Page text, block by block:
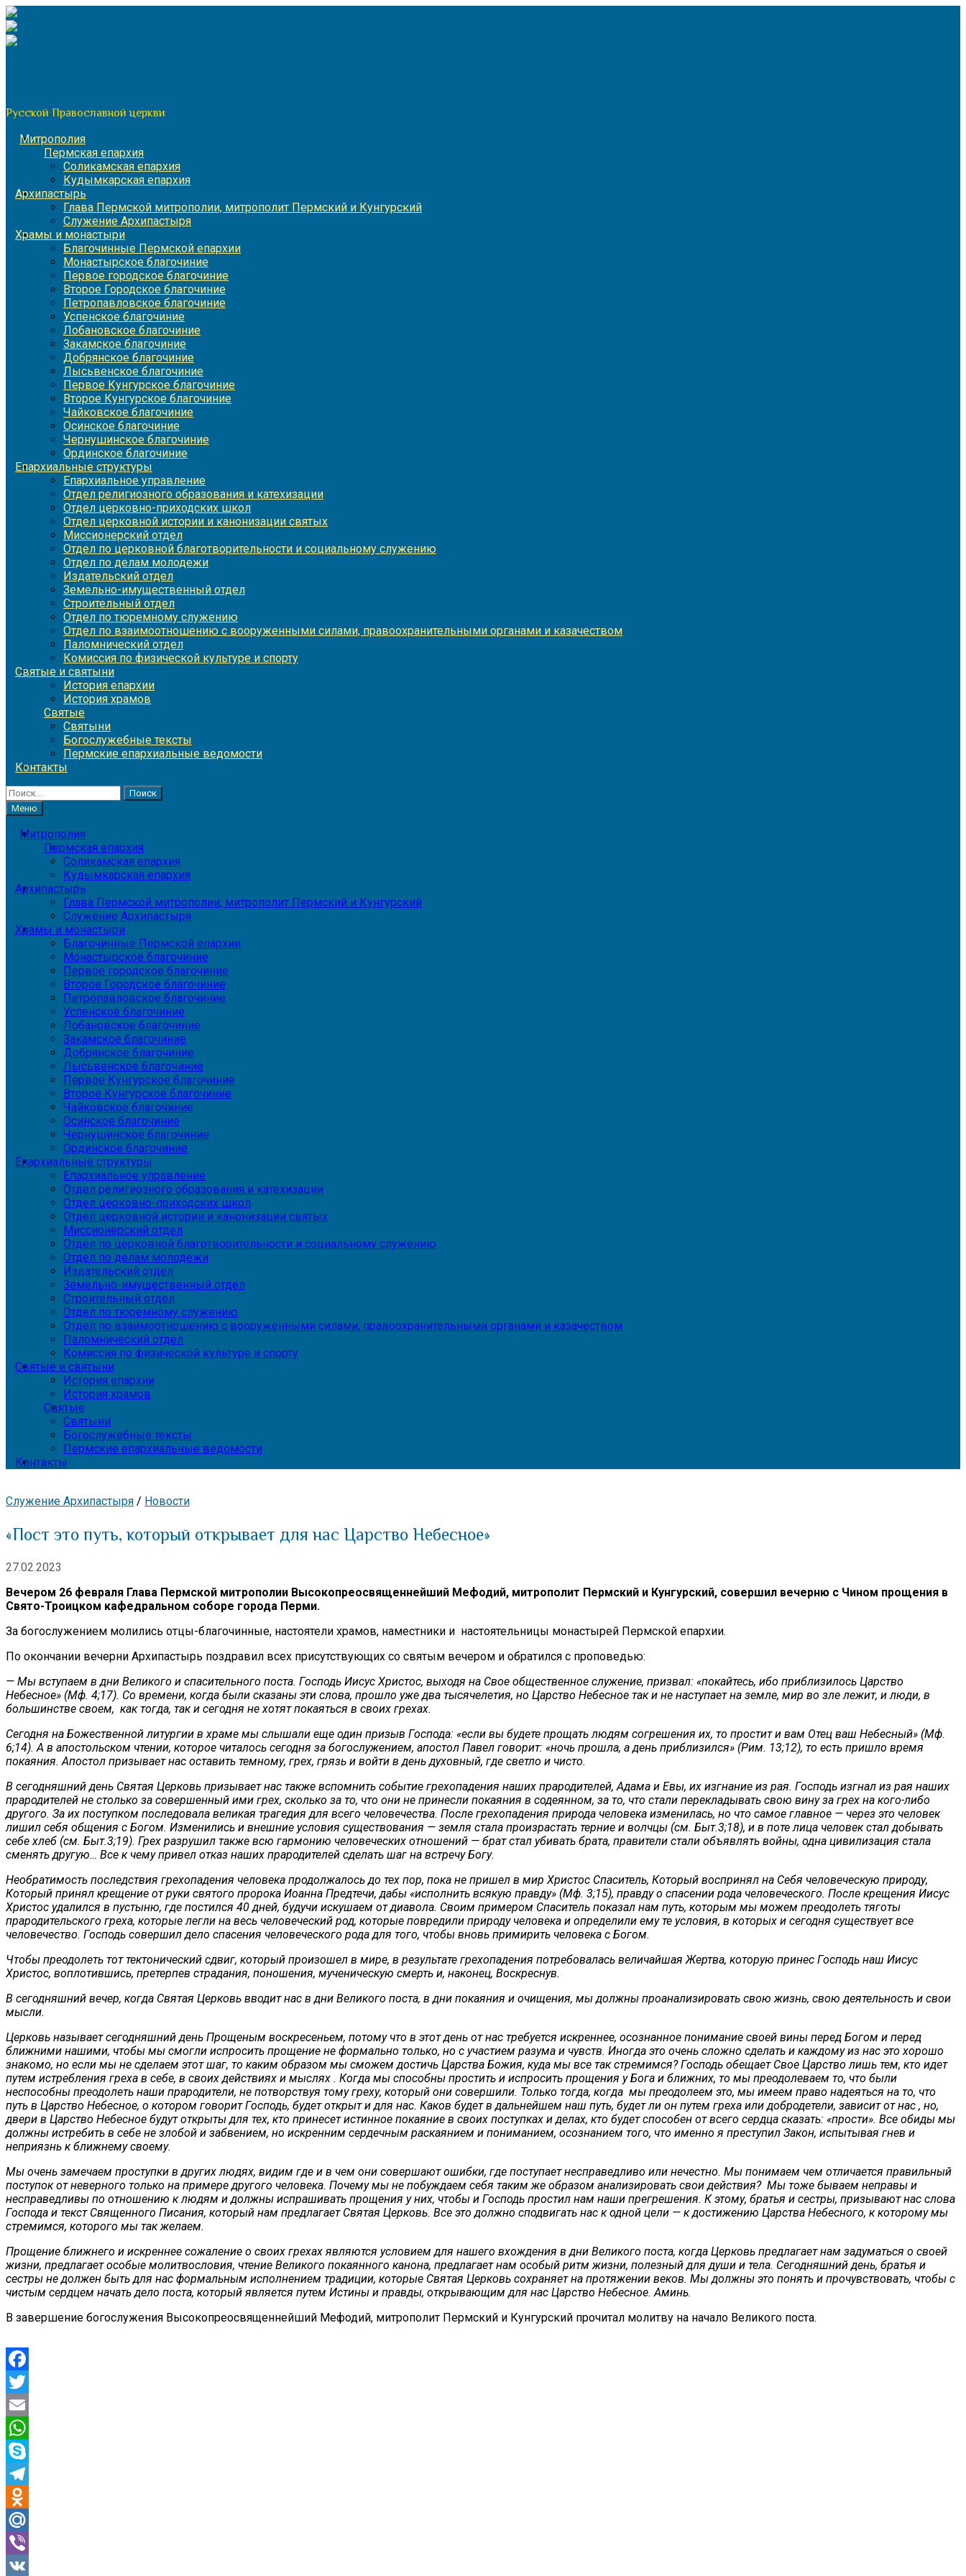
Перейти
к
содержимому
Русской Православной церкви
Митрополия
Пермская епархия
Соликамская епархия
Кудымкарская епархия
Архипастырь
Глава Пермской митрополии, митрополит Пермский и Кунгурский
Служение Архипастыря
Храмы и монастыри
Благочинные Пермской епархии
Монастырское благочиние
Первое городское благочиние
Второе Городское благочиние
Петропавловское благочиние
Успенское благочиние
Лобановское благочиние
Закамское благочиние
Добрянское благочиние
Лысьвенское благочиние
Первое Кунгурское благочиние
Второе Кунгурское благочиние
Чайковское благочиние
Осинское благочиние
Чернушинское благочиние
Ординское благочиние
Епархиальные структуры
Епархиальное управление
Отдел религиозного образования и катехизации
Отдел церковно-приходских школ
Отдел церковной истории и канонизации святых
Миссионерский отдел
Отдел по церковной благотворительности и социальному служению
Отдел по делам молодежи
Издательский отдел
Земельно-имущественный отдел
Строительный отдел
Отдел по тюремному служению
Отдел по взаимоотношению с вооруженными силами, правоохранительными органами и казачеством
Паломнический отдел
Комиссия по физической культуре и спорту
Святые и святыни
История епархии
История храмов
Святые
Святыни
Богослужебные тексты
Пермские епархиальные ведомости
Контакты
Найти:
Меню
Митрополия
Пермская епархия
Соликамская епархия
Кудымкарская епархия
Архипастырь
Глава Пермской митрополии, митрополит Пермский и Кунгурский
Служение Архипастыря
Храмы и монастыри
Благочинные Пермской епархии
Монастырское благочиние
Первое городское благочиние
Второе Городское благочиние
Петропавловское благочиние
Успенское благочиние
Лобановское благочиние
Закамское благочиние
Добрянское благочиние
Лысьвенское благочиние
Первое Кунгурское благочиние
Второе Кунгурское благочиние
Чайковское благочиние
Осинское благочиние
Чернушинское благочиние
Ординское благочиние
Епархиальные структуры
Епархиальное управление
Отдел религиозного образования и катехизации
Отдел церковно-приходских школ
Отдел церковной истории и канонизации святых
Миссионерский отдел
Отдел по церковной благотворительности и социальному служению
Отдел по делам молодежи
Издательский отдел
Земельно-имущественный отдел
Строительный отдел
Отдел по тюремному служению
Отдел по взаимоотношению с вооруженными силами, правоохранительными органами и казачеством
Паломнический отдел
Комиссия по физической культуре и спорту
Святые и святыни
История епархии
История храмов
Святые
Святыни
Богослужебные тексты
Пермские епархиальные ведомости
Контакты
Служение Архипастыря / Новости
«Пост это путь, который открывает для нас Царство Небесное»
27.02.2023
Вечером 26 февраля Глава Пермской митрополии Высокопреосвященнейший Мефодий, митрополит Пермский и Кунгурский, совершил вечерню с Чином прощения в
Свято-Троицком кафедральном соборе города Перми.
За богослужением молились отцы-благочинные, настоятели храмов, наместники и настоятельницы монастырей Пермской епархии.
По окончании вечерни Архипастырь поздравил всех присутствующих со святым вечером и обратился с проповедью:
— Мы вступаем в дни Великого и спасительного поста. Господь Иисус Христос, выходя на Свое общественное служение, призвал: «покайтесь, ибо приблизилось Царство
Небесное» (Мф. 4;17). Со времени, когда были сказаны эти слова, прошло уже два тысячелетия, но Царство Небесное так и не наступает на земле, мир во зле лежит, и люди, в
большинстве своем, как тогда, так и сегодня не хотят покаяться в своих грехах.
Сегодня на Божественной литургии в храме мы слышали еще один призыв Господа: «если вы будете прощать людям согрешения их, то простит и вам Отец ваш Небесный» (Мф.
6;14). А в апостольском чтении, которое читалось сегодня за богослужением, апостол Павел говорит: «ночь прошла, а день приблизился» (Рим. 13;12), то есть пришло время
покаяния. Апостол призывает нас оставить темному, грех, грязь и войти в день духовный, где светло и чисто.
В сегодняшний день Святая Церковь призывает нас также вспомнить событие грехопадения наших прародителей, Адама и Евы, их изгнание из рая. Господь изгнал из рая наших
прародителей не столько за совершенный ими грех, сколько за то, что они не принесли покаяния в содеянном, за то, что стали перекладывать свою вину за грех на кого-либо
другого. За их поступком последовала великая трагедия для всего человечества. После грехопадения природа человека изменилась, но что самое главное — через это человек
лишил себя общения с Богом. Изменились и внешние условия существования — земля стала произрастать терние и волчцы (см. Быт.3;18), и в поте лица человек стал добывать
себе хлеб (см. Быт.3;19). Грех разрушил также всю гармонию человеческих отношений — брат стал убивать брата, правители стали объявлять войны, одна цивилизация стала
сменять другую… Все к чему привел отказ наших прародителей сделать шаг на встречу Богу.
Необратимость последствия грехопадения человека продолжалось до тех пор, пока не пришел в мир Христос Спаситель, Который воспринял на Себя человеческую природу,
Который принял крещение от руки святого пророка Иоанна Предтечи, дабы «исполнить всякую правду» (Мф. 3;15), правду о спасении рода человеческого. После крещения Иисус
Христос удалился в пустыню, где постился 40 дней, будучи искушаем от диавола. Своим примером Спаситель показал нам путь, которым мы можем преодолеть тяготы
прародительского греха, которые легли на весь человеческий род, которые повредили природу человека и определили ему те условия, в которых и сегодня существует все
человечество. Господь совершил дело спасения человеческого рода для того, чтобы вновь примирить человека с Богом.
Чтобы преодолеть тот тектонический сдвиг, который произошел в мире, в результате грехопадения потребовалась величайшая Жертва, которую принес Господь наш Иисус
Христос, воплотившись, претерпев страдания, поношения, мученическую смерть и, наконец, Воскреснув.
В сегодняшний вечер, когда Святая Церковь вводит нас в дни Великого поста, в дни покаяния и очищения, мы должны проанализировать свою жизнь, свою деятельность и свои
мысли.
Церковь называет сегодняшний день Прощеным воскресеньем, потому что в этот день от нас требуется искреннее, осознанное понимание своей вины перед Богом и перед
ближними нашими, чтобы мы смогли испросить прощение не формально только, но с участием разума и чувств. Иногда это очень сложно сделать и каждому из нас это хорошо
знакомо, но если мы не сделаем этот шаг, то каким образом мы сможем достичь Царства Божия, куда мы все так стремимся? Господь обещает Свое Царство лишь тем, кто идет
путем истребления греха в себе, в своих действиях и мыслях . Когда мы способны простить и испросить прощения у Бога и ближних, то мы преодолеваем то, что были
неспособны преодолеть наши прародители, не потворствуя тому греху, который они совершили. Только тогда, когда мы преодолеем это, мы имеем право надеяться на то, что
путь в Царство Небесное, о котором говорит Господь, будет открыт и для нас. Каков будет в дальнейшем наш путь, будет ли он путем греха или добродетели, зависит от нас , но,
двери в Царство Небесное будут открыты для тех, кто принесет истинное покаяние в своих поступках и делах, кто будет способен от всего сердца сказать: «прости». Все обиды мы
должны истребить в себе не злобой и забвением, но искренним сердечным раскаянием и пониманием, осознанием того, что именно я преступил Закон, испытывая гнев и
неприязнь к ближнему своему.
Мы очень замечаем проступки в других людях, видим где и в чем они совершают ошибки, где поступает несправедливо или нечестно. Мы понимаем чем отличается правильный
поступок от неверного только на примере другого человека. Почему мы не побуждаем себя таким же образом анализировать свои действия? Мы тоже бываем неправы и
несправедливы по отношению к людям и должны испрашивать прощения у них, чтобы и Господь простил нам наши прегрешения. К этому, братья и сестры, призывают нас слова
Господа и текст Священного Писания, который нам предлагает Святая Церковь. Все это должно сподвигать нас к одной цели — к достижению Царства Небесного, к которому мы
стремимся, которого мы так желаем.
Прощение ближнего и искреннее сожаление о своих грехах являются условием для нашего вхождения в дни Великого поста, когда Церковь предлагает нам задуматься о своей
жизни, предлагает особые молитвословия, чтение Великого покаянного канона, предлагает нам особый ритм жизни, полезный для души и тела. Сегодняшний день, братья и
сестры не должен быть для нас формальным исполнением традиции, которые Святая Церковь сохраняет на протяжении веков. Мы должны это понять и прочувствовать, чтобы с
чистым сердцем начать дело поста, который является путем Истины и правды, открывающим для нас Царство Небесное. Аминь.
В завершение богослужения Высокопреосвященнейший Мефодий, митрополит Пермский и Кунгурский прочитал молитву на начало Великого поста.
Facebook
Twitter
Email
WhatsApp
Skype
Telegram
Odnoklassniki
Mail.Ru
Viber